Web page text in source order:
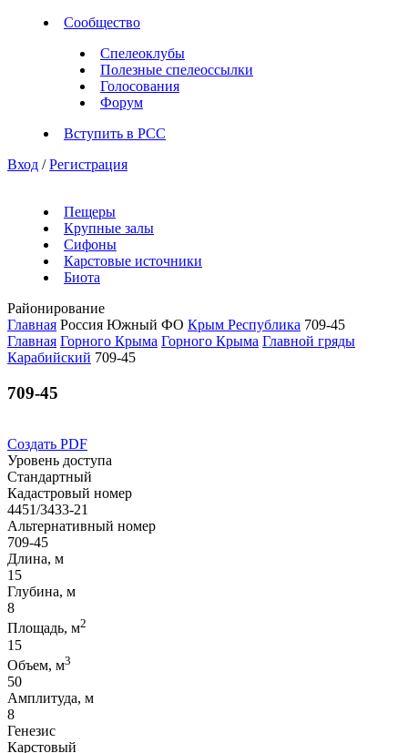
Сообщество
Спелеоклубы
Полезные спелеоссылки
Голосования
Форум
Вступить в РСС
Вход / Регистрация
Пещеры
Крупные залы
Сифоны
Карстовые источники
Биота
Районирование
Главная Россия Южный ФО Крым Республика 709-45
Главная Горного Крыма Горного Крыма Главной гряды
Карабийский 709-45
709-45
Создать PDF
Уровень доступа
Стандартный
Кадастровый номер
4451/3433-21
Альтернативный номер
709-45
Длина, м
15
Глубина, м
8
Площадь, м2
15
Объем, м3
50
Амплитуда, м
8
Генезис
Карстовый